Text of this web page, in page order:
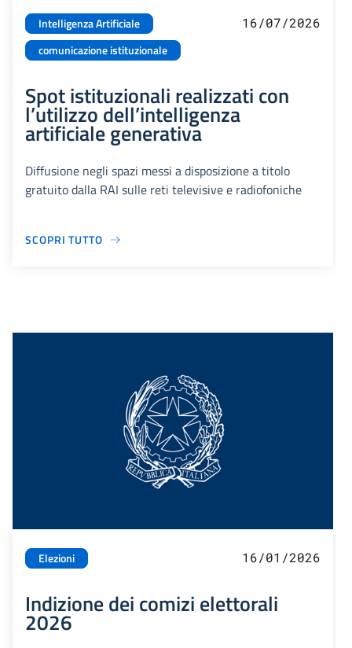
Intelligenza Artificiale
comunicazione istituzionale
16/07/2026
Spot istituzionali realizzati con
l’utilizzo dell’intelligenza
artificiale generativa
Diffusione negli spazi messi a disposizione a titolo
gratuito dalla RAI sulle reti televisive e radiofoniche
SCOPRI TUTTO
Elezioni 16/01/2026
Indizione dei comizi elettorali
2026